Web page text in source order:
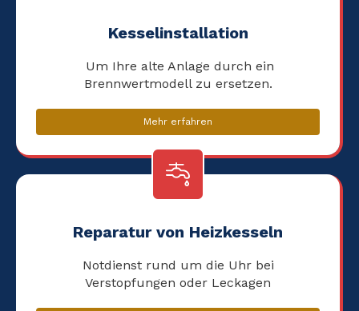
Kesselinstallation
Um Ihre alte Anlage durch ein
Brennwertmodell zu ersetzen.
Mehr erfahren
Reparatur von Heizkesseln
Notdienst rund um die Uhr bei
Verstopfungen oder Leckagen